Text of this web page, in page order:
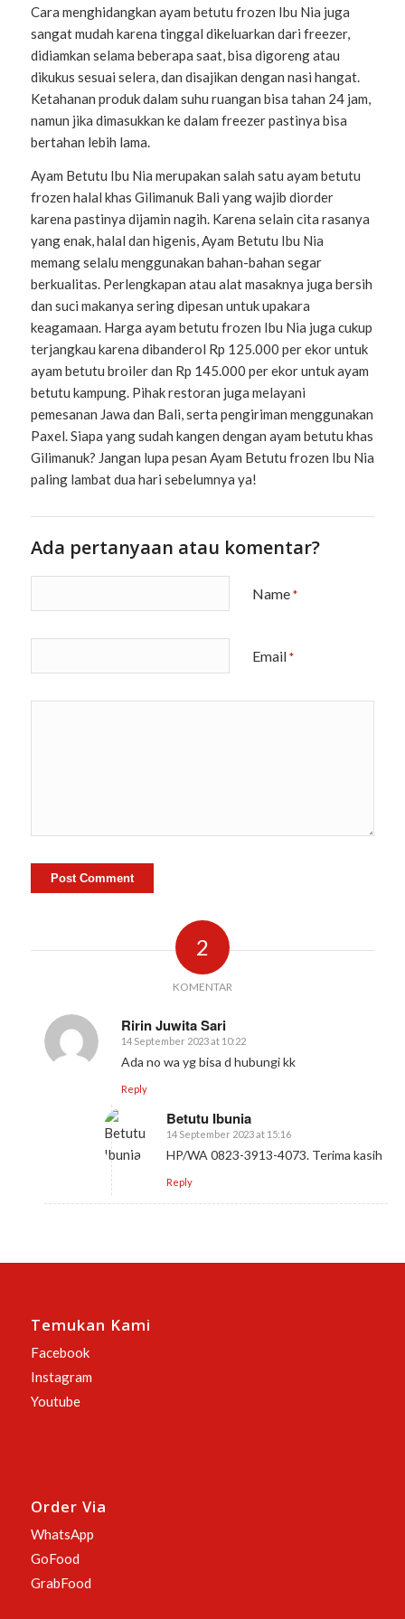
Cara menghidangkan ayam betutu frozen Ibu Nia juga
sangat mudah karena tinggal dikeluarkan dari freezer,
didiamkan selama beberapa saat, bisa digoreng atau
dikukus sesuai selera, dan disajikan dengan nasi hangat.
Ketahanan produk dalam suhu ruangan bisa tahan 24 jam,
namun jika dimasukkan ke dalam freezer pastinya bisa
bertahan lebih lama.
Ayam Betutu Ibu Nia merupakan salah satu ayam betutu
frozen halal khas Gilimanuk Bali yang wajib diorder
karena pastinya dijamin nagih. Karena selain cita rasanya
yang enak, halal dan higenis, Ayam Betutu Ibu Nia
memang selalu menggunakan bahan-bahan segar
berkualitas. Perlengkapan atau alat masaknya juga bersih
dan suci makanya sering dipesan untuk upakara
keagamaan. Harga ayam betutu frozen Ibu Nia juga cukup
terjangkau karena dibanderol Rp 125.000 per ekor untuk
ayam betutu broiler dan Rp 145.000 per ekor untuk ayam
betutu kampung. Pihak restoran juga melayani
pemesanan Jawa dan Bali, serta pengiriman menggunakan
Paxel. Siapa yang sudah kangen dengan ayam betutu khas
Gilimanuk? Jangan lupa pesan Ayam Betutu frozen Ibu Nia
paling lambat dua hari sebelumnya ya!
Ada pertanyaan atau komentar?
Name*
Email*
2
KOMENTAR
Ririn Juwita Sari
says:
14 September 2023 at 10:22
Ada no wa yg bisa d hubungi kk
Reply
Betutu Ibunia
says:
14 September 2023 at 15:16
HP/WA 0823-3913-4073. Terima kasih
Reply
Temukan Kami
Facebook
Instagram
Youtube
Order Via
WhatsApp
GoFood
GrabFood